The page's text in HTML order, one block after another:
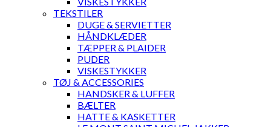
TEKSTILER
DUGE & SERVIETTER
HÅNDKLÆDER
TÆPPER & PLAIDER
PUDER
VISKESTYKKER
TØJ & ACCESSORIES
HANDSKER & LUFFER
BÆLTER
HATTE & KASKETTER